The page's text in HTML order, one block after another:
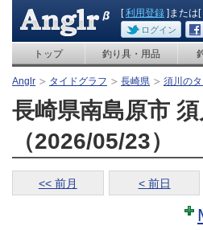
[利用登録 ]または[
ログイン
トップ 釣り具・用品
Anglr タイドグラフ 長崎県 須川の
長崎県南島原市
（2026/05/23）
<< 前月 < 前日